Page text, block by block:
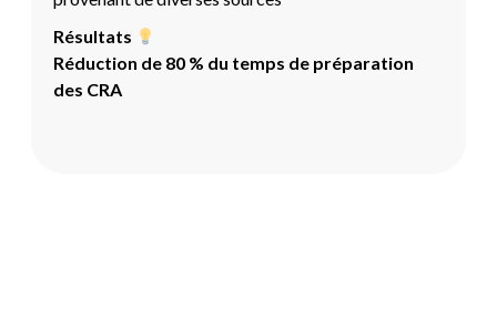
Résultats
Réduction de 80 % du temps de préparation
des CRA